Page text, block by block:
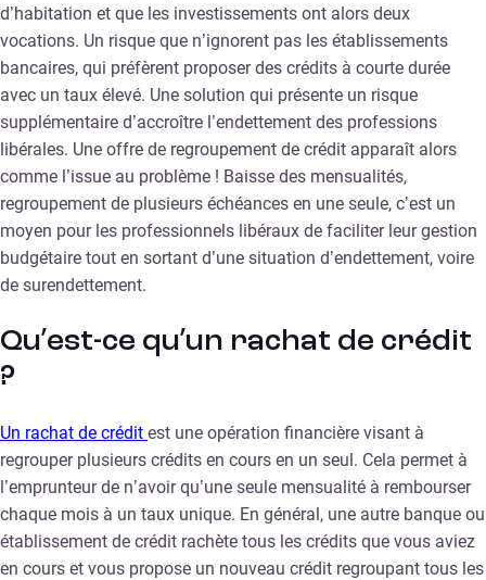
d’habitation et que les investissements ont alors deux
vocations. Un risque que n’ignorent pas les établissements
bancaires, qui préfèrent proposer des crédits à courte durée
avec un taux élevé. Une solution qui présente un risque
supplémentaire d’accroître l’endettement des professions
libérales. Une offre de regroupement de crédit apparaît alors
comme l’issue au problème ! Baisse des mensualités,
regroupement de plusieurs échéances en une seule, c’est un
moyen pour les professionnels libéraux de faciliter leur gestion
budgétaire tout en sortant d’une situation d’endettement, voire
de surendettement.
Qu’est-ce qu’un rachat de crédit
?
Un rachat de crédit est une opération financière visant à
regrouper plusieurs crédits en cours en un seul. Cela permet à
l’emprunteur de n’avoir qu’une seule mensualité à rembourser
chaque mois à un taux unique. En général, une autre banque ou
établissement de crédit rachète tous les crédits que vous aviez
en cours et vous propose un nouveau crédit regroupant tous les